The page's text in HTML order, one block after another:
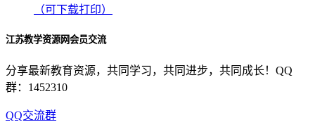
（可下载打印）
江苏教学资源网会员交流
分享最新教育资源，共同学习，共同进步，共同成长！QQ
群：1452310
QQ交流群